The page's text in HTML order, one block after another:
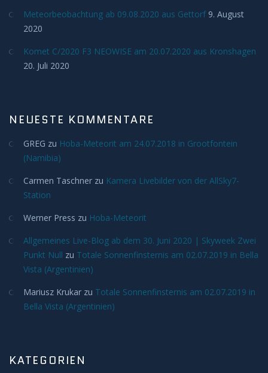
Venus
Deep Sky
Bedeckungen
Finsternisse
Merkurtransit
Sonnenfinsternis
Venustransit
Satelliten
Meteoriten
Meteorbeobachtung ab 09.08.2020 aus Gettorf 9. August
2020
Komet C/2020 F3 NEOWISE am 20.07.2020 aus Kronshagen
20. Juli 2020
NEUESTE KOMMENTARE
GREG zu Hoba-Meteorit am 24.07.2018 in Grootfontein
(Namibia)
Carmen Taschner zu Kamera Livebilder von der AllSky7-
Station
Werner Press zu Hoba-Meteorit
Allgemeines Live-Blog ab dem 30. Juni 2020 | Skyweek Zwei
Punkt Null zu Totale Sonnenfinsternis am 02.07.2019 in Bella
Vista (Argentinien)
Mariusz Krukar zu Totale Sonnenfinsternis am 02.07.2019 in
Bella Vista (Argentinien)
KATEGORIEN